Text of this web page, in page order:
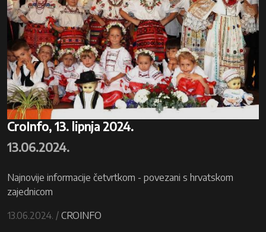
CroInfo, 13. lipnja 2024.
13.06.2024.
Najnovije informacije četvrtkom - povezani s hrvatskom
zajednicom
13.06.2024. / CROINFO